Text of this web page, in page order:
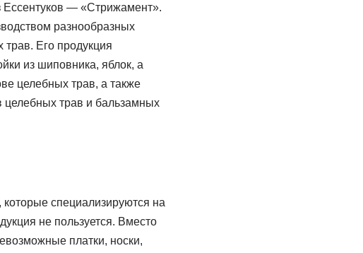
Ессентуков — «Стрижамент».
разнообразных
трав. Его продукция
из шиповника, яблок, а
целебных трав, а также
трав и бальзамных
специализируются на
не пользуется. Вместо
платки, носки,